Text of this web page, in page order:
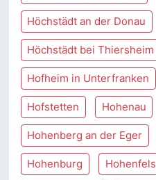
Höchstädt an der Donau
Höchstädt bei Thiersheim
Hofheim in Unterfranken
Hofstetten Hohenau
Hohenberg an der Eger
Hohenburg Hohenfels